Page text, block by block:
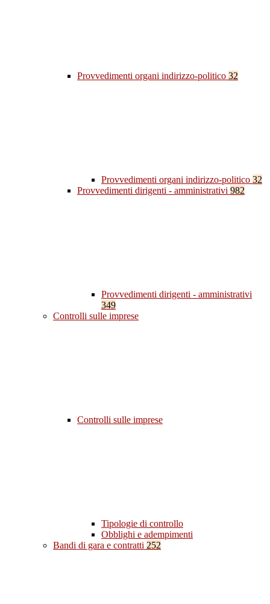
Provvedimenti organi indirizzo-politico 32
Provvedimenti organi indirizzo-politico 32
Provvedimenti dirigenti - amministrativi 982
Provvedimenti dirigenti - amministrativi
349
Controlli sulle imprese
Controlli sulle imprese
Tipologie di controllo
Obblighi e adempimenti
Bandi di gara e contratti 252